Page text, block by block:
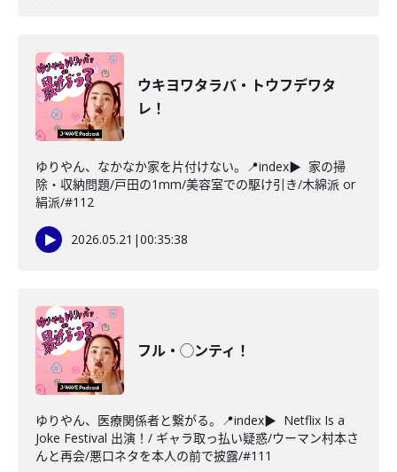
ウキヨワタラバ・トウフデワタ
レ！
ゆりやん、なかなか家を片付けない。📍index▶ 家の掃
除・収納問題/戸田の1mm/美容室での駆け引き/木綿派 or
絹派/#112
2026.05.21 |00:35:38
フル・◯ンティ！
ゆりやん、医療関係者と繋がる。📍index▶ Netflix Is a
Joke Festival 出演！/ ギャラ取っ払い疑惑/ウーマン村本さ
んと再会/悪口ネタを本人の前で披露/#111